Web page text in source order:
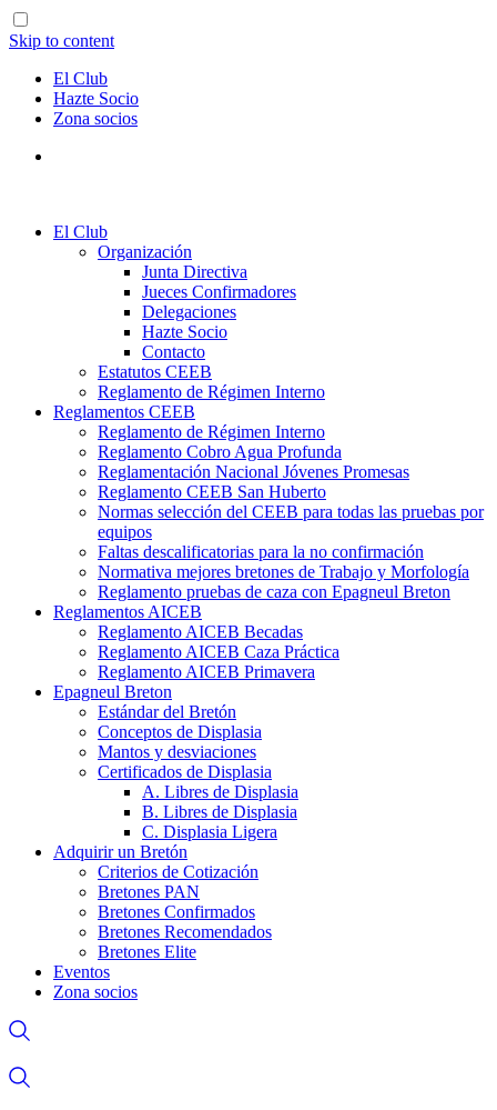
Skip to content
El Club
Hazte Socio
Zona socios
El Club
Organización
Junta Directiva
Jueces Confirmadores
Delegaciones
Hazte Socio
Contacto
Estatutos CEEB
Reglamento de Régimen Interno
Reglamentos CEEB
Reglamento de Régimen Interno
Reglamento Cobro Agua Profunda
Reglamentación Nacional Jóvenes Promesas
Reglamento CEEB San Huberto
Normas selección del CEEB para todas las pruebas por
equipos
Faltas descalificatorias para la no confirmación
Normativa mejores bretones de Trabajo y Morfología
Reglamento pruebas de caza con Epagneul Breton
Reglamentos AICEB
Reglamento AICEB Becadas
Reglamento AICEB Caza Práctica
Reglamento AICEB Primavera
Epagneul Breton
Estándar del Bretón
Conceptos de Displasia
Mantos y desviaciones
Certificados de Displasia
A. Libres de Displasia
B. Libres de Displasia
C. Displasia Ligera
Adquirir un Bretón
Criterios de Cotización
Bretones PAN
Bretones Confirmados
Bretones Recomendados
Bretones Elite
Eventos
Zona socios